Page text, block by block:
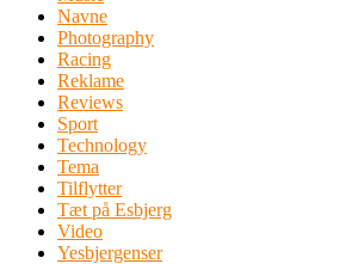
Navne
Photography
Racing
Reklame
Reviews
Sport
Technology
Tema
Tilflytter
Tæt på Esbjerg
Video
Yesbjergenser